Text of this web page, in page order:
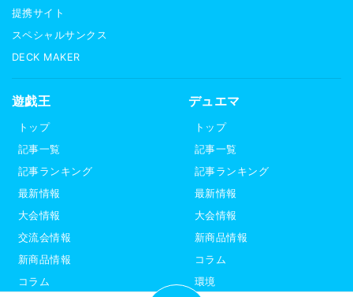
提携サイト
スペシャルサンクス
DECK MAKER
遊戯王
トップ
記事一覧
記事ランキング
最新情報
大会情報
交流会情報
新商品情報
コラム
デュエマ
トップ
記事一覧
記事ランキング
最新情報
大会情報
新商品情報
コラム
環境